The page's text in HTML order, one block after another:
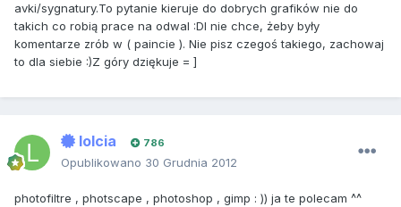
avki/sygnatury.To pytanie kieruje do dobrych grafików nie do
takich co robią prace na odwal :DI nie chce, żeby były
komentarze zrób w ( paincie ). Nie pisz czegoś takiego, zachowaj
to dla siebie :)Z góry dziękuje = ]
lolcia 786
Opublikowano 30 Grudnia 2012
photofiltre , photscape , photoshop , gimp : )) ja te polecam ^^